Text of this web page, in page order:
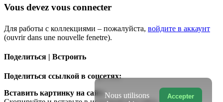
Vous devez vous connecter
Для работы с коллекциями – пожалуйста, войдите в аккаунт
(ouvrir dans une nouvelle fenetre).
Поделиться | Встроить
Поделиться ссылкой в соцсетях:
Вставить картинку на сайт:
Accepter
Nous utilisons